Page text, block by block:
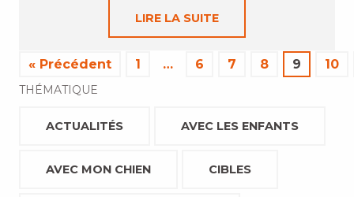
LIRE LA SUITE
« Précédent 1 … 6 7 8 9 10
THÉMATIQUE
ACTUALITÉS AVEC LES ENFANTS
AVEC MON CHIEN CIBLES